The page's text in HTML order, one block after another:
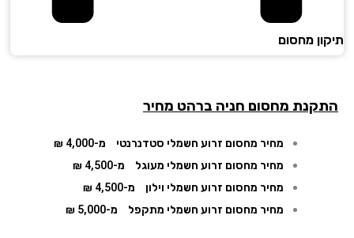
מחסום
מחסום חניה ברהט מחיר
מחיר מחסום זרוע חשמלי סטדנרנטי
מ-4,000 ₪
מחיר מחסום זרוע חשמלי מעוגל
מ-4,500 ₪
מחיר מחסום זרוע חשמלי וילון
מ-4,500 ₪
מחיר מחסום זרוע חשמלי מתקפל
מ-5,000 ₪